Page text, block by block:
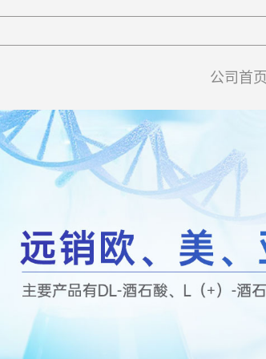
公司首页